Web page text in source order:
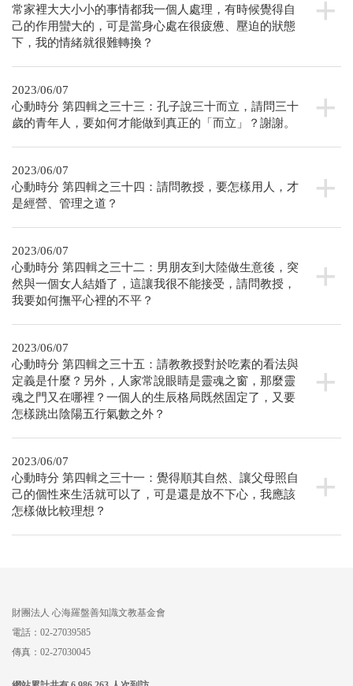
常家裡大大小小的事情都我一個人處理，有時候覺得自
己的作用蠻大的，可是當身心處在很疲憊、壓迫的狀態
下，我的情緒就很難轉換？
2023/06/07
心動時分 第四輯之三十三：孔子說三十而立，請問三十
歲的青年人，要如何才能做到真正的「而立」？謝謝。
2023/06/07
心動時分 第四輯之三十四：請問教授，要怎樣用人，才
是經營、管理之道？
2023/06/07
心動時分 第四輯之三十二：男朋友到大陸做生意後，突
然與一個女人結婚了，這讓我很不能接受，請問教授，
我要如何撫平心裡的不平？
2023/06/07
心動時分 第四輯之三十五：請教教授對於吃素的看法與
定義是什麼？另外，人家常說眼睛是靈魂之窗，那麼靈
魂之門又在哪裡？一個人的生辰格局既然固定了，又要
怎樣跳出陰陽五行氣數之外？
2023/06/07
心動時分 第四輯之三十一：覺得順其自然、讓父母照自
己的個性來生活就可以了，可是還是放不下心，我應該
怎樣做比較理想？
財團法人 心海羅盤善知識文教基金會
電話：02-27039585
傳真：02-27030045